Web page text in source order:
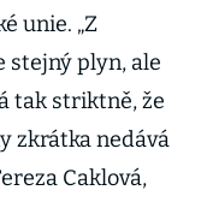
unie. „Z
stejný plyn, ale
tak striktně, že
zkrátka nedává
Caklová,